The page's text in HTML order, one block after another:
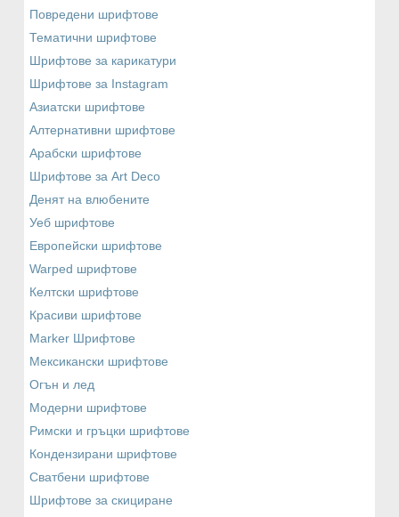
Повредени шрифтове
Тематични шрифтове
Шрифтове за карикатури
Шрифтове за Instagram
Азиатски шрифтове
Алтернативни шрифтове
Арабски шрифтове
Шрифтове за Art Deco
Денят на влюбените
Уеб шрифтове
Европейски шрифтове
Warped шрифтове
Келтски шрифтове
Красиви шрифтове
Marker Шрифтове
Мексикански шрифтове
Огън и лед
Модерни шрифтове
Римски и гръцки шрифтове
Кондензирани шрифтове
Сватбени шрифтове
Шрифтове за скициране